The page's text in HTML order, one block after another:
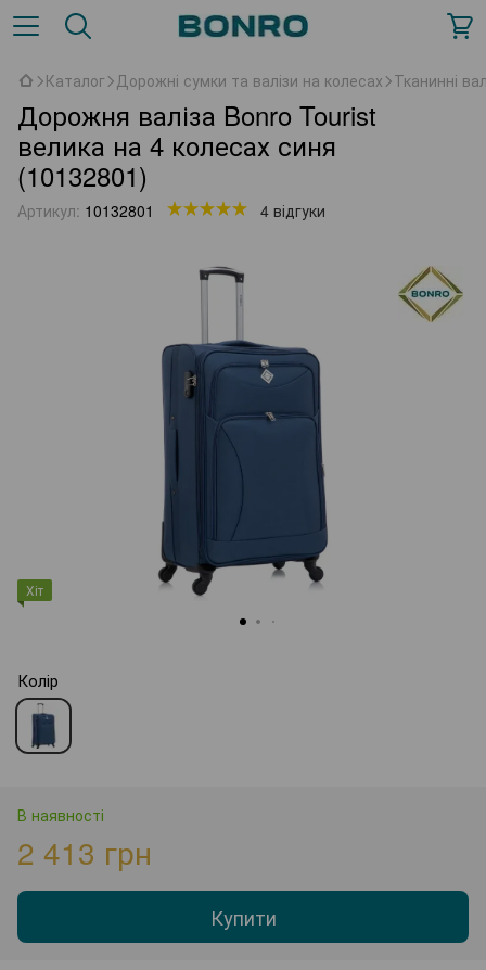
Каталог Дорожні сумки та валізи на колесах Тканинні
Дорожня валіза Bonro Tourist
велика на 4 колесах синя
(10132801)
Артикул: 10132801 4 відгуки
Хіт
Колір
В наявності
2 413 грн
Купити